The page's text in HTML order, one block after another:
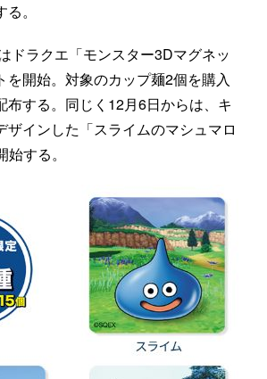
。
ドラクエ「モンスター3Dマグネッ
を開始。対象のカップ麺2個を購入
布する。同じく12月6日からは、キ
ザインした「スライムのマシュマロ
する。